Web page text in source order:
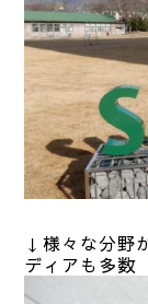
↓様々な分野
ディアも多数